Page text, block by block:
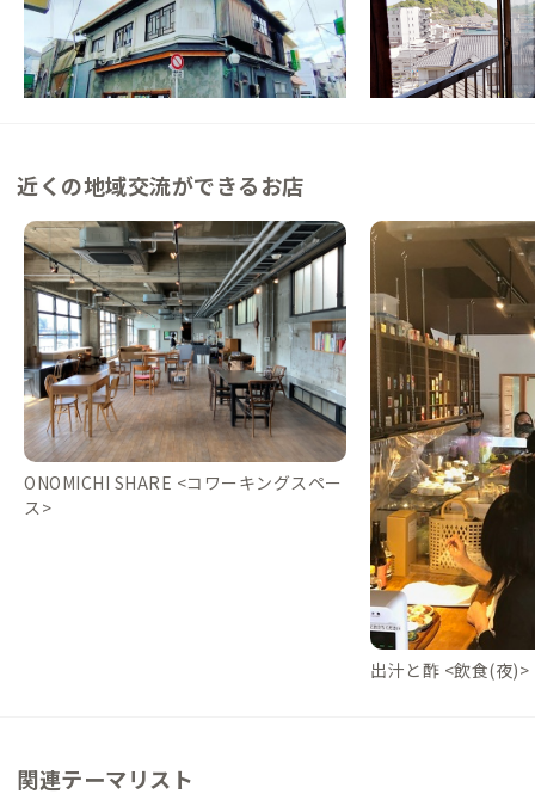
【駅徒歩20分】アート×遊郭建築を体験で
きる宿
この家からの距離 0km
【駅徒歩4分】シェア
渡せる家
この家からの距離 1km
近くの地域交流ができるお店
ONOMICHI SHARE <コワーキングスペー
ス>
出汁と酢 <飲食(夜)>
関連テーマリスト